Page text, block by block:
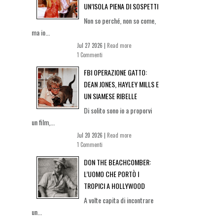
UN’ISOLA PIENA DI SOSPETTI
Non so perché, non so come,
ma io...
Jul 27 2026 | Read more
1 Commenti
FBI OPERAZIONE GATTO:
DEAN JONES, HAYLEY MILLS E
UN SIAMESE RIBELLE
Di solito sono io a proporvi
un film,...
Jul 20 2026 | Read more
1 Commenti
DON THE BEACHCOMBER:
L’UOMO CHE PORTÒ I
TROPICI A HOLLYWOOD
A volte capita di incontrare
un...